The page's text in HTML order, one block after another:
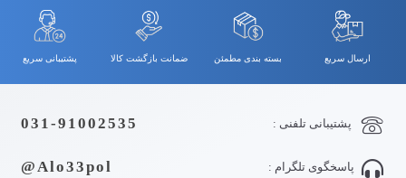
ارسال سریع بسته بندی مطمئن ضمانت بازگشت کالا پشتیبانی سریع
پشتیبانی تلفنی : 031-91002535
پاسخگوی تلگرام : Alo33pol@